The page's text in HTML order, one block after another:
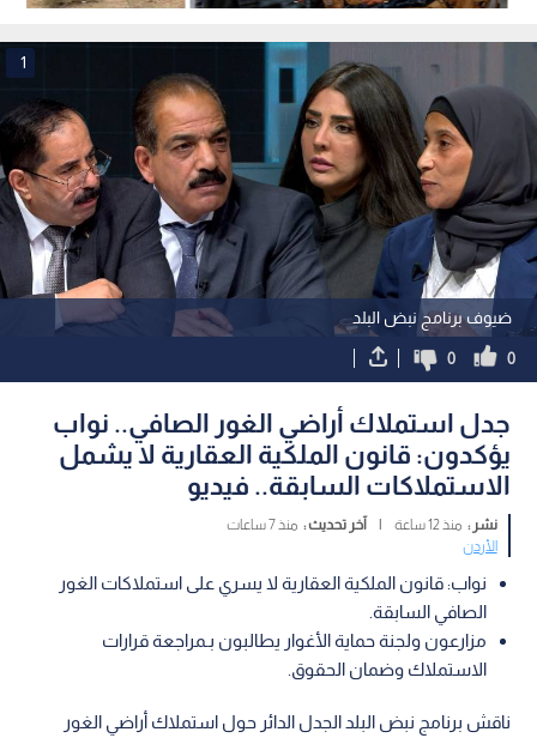
داعش
ضيوف برنامج نبض البلد
1
0
0
جدل استملاك أراضي الغور الصافي.. نواب
يؤكدون: قانون الملكية العقارية لا يشمل
الاستملاكات السابقة.. فيديو
نشر : منذ 12 ساعة | آخر تحديث : منذ 7 ساعات
الأردن
نواب: قانون الملكية العقارية لا يسري على استملاكات الغور
الصافي السابقة.
مزارعون ولجنة حماية الأغوار يطالبون بـمراجعة قرارات
الاستملاك وضمان الحقوق.
ناقش برنامج نبض البلد الجدل الدائر حول استملاك أراضي الغور